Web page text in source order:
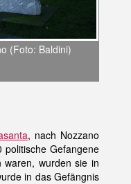
(Foto: Baldini)
, nach Nozzano
Gefangene
waren, wurden sie in
in das Gefängnis